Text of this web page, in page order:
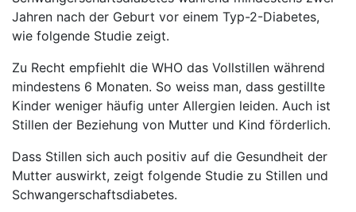
Rubriken
Jahren nach der Geburt vor einem Typ-2-Diabetes,
wie folgende Studie zeigt.
Zu Recht empfiehlt die WHO das Vollstillen während
mindestens 6 Monaten. So weiss man, dass gestillte
Kinder weniger häufig unter Allergien leiden. Auch ist
Stillen der Beziehung von Mutter und Kind förderlich.
Dass Stillen sich auch positiv auf die Gesundheit der
Mutter auswirkt, zeigt folgende Studie zu Stillen und
Schwangerschaftsdiabetes.